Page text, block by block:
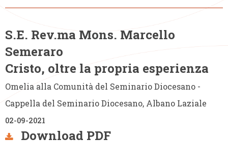
S.E. Rev.ma Mons. Marcello
Semeraro
Cristo, oltre la propria esperienza
Omelia alla Comunità del Seminario Diocesano -
Cappella del Seminario Diocesano, Albano Laziale
02-09-2021
Download PDF